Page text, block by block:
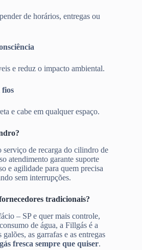
de horários, entregas ou
e reduz o impacto ambiental.
fios
e cabe em qualquer espaço.
serviço de recarga do cilindro de
atendimento garante suporte
e agilidade para quem precisa
sem interrupções.
tradicionais?
– SP e quer mais controle,
de água, a Fillgás é a
as garrafas e as entregas
fresca sempre que quiser.